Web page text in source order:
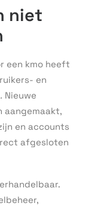
niet
een kmo heeft
en
Nieuwe
aangemaakt,
en accounts
afgesloten